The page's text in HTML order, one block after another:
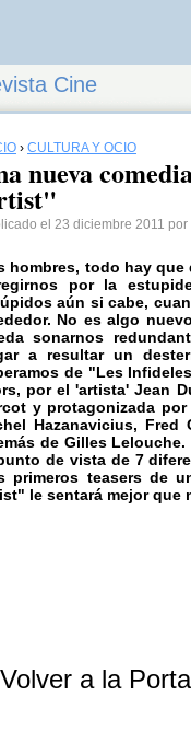
Cine
› CULTURA Y OCIO
nueva
el 23 diciembre 2011 por
hombres, todo hay
por la
aún si cabe,
No es algo
sonarnos
a resultar un
de "Les
por el 'artista' Jean
y protagonizada
Hazanavicius, Fred
de Gilles
de vista de 7
primeros teasers de
le sentará mejor que
Volver a la